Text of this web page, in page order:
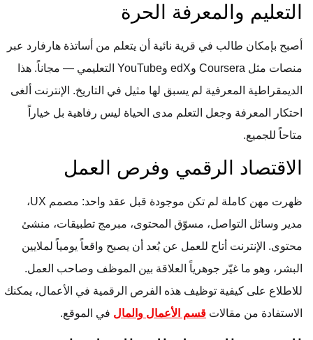
التعليم والمعرفة الحرة
أصبح بإمكان طالب في قرية نائية أن يتعلم من أساتذة هارفارد عبر
منصات مثل Coursera وedX وYouTube التعليمي — مجاناً. هذا
الديمقراطية المعرفية لم يسبق لها مثيل في التاريخ. الإنترنت ألغى
احتكار المعرفة وجعل التعلم مدى الحياة ليس رفاهية بل خياراً
متاحاً للجميع.
الاقتصاد الرقمي وفرص العمل
ظهرت مهن كاملة لم تكن موجودة قبل عقد واحد: مصمم UX،
مدير وسائل التواصل، مسوّق المحتوى، مبرمج تطبيقات، منشئ
محتوى. الإنترنت أتاح للعمل عن بُعد أن يصبح واقعاً يومياً لملايين
البشر، وهو ما غيّر جوهرياً العلاقة بين الموظف وصاحب العمل.
للاطلاع على كيفية توظيف هذه الفرص الرقمية في الأعمال، يمكنك
الاستفادة من مقالات قسم الأعمال والمال في الموقع.